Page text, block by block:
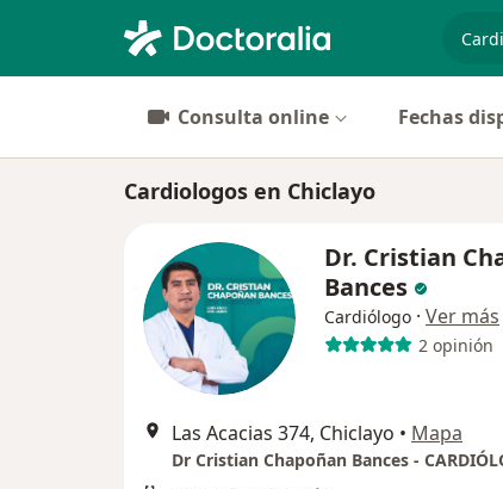
Consulta online Fechas
Cardiologos en Chiclayo
Dr. Cristian
Bances
Cardiólogo · Ver más
2 opinión
Las Acacias 374, Chiclayo • Mapa
Dr Cristian Chapoñan Bances -